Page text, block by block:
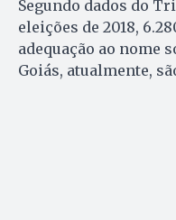
Segundo dados do
eleições de 2018,
adequação ao nome
Goiás, atualmente,